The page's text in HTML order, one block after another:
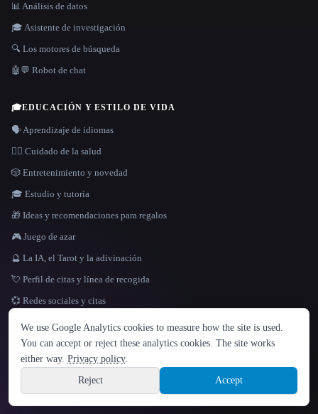
IDIOMA
English español Français Русский 简体中文
Hindi
Sign up
📊 Análisis de datos
🎓 Asistente de investigación
🔍 Los motores de búsqueda
🤖💬 Robot de chat
🎓EDUCACIÓN Y ESTILO DE VIDA
🗣️ Aprendizaje de idiomas
👩‍⚕️ Cuidado de la salud
🎲 Entretenimiento y novedad
🎓 Estudio y tutoría
🎁 Ideas y recomendaciones para regalos
🎮 Juego de azar
🔮 La IA, el Tarot y la adivinación
💘 Perfil de citas y línea de recogida
💞 Redes sociales y citas
Site information
© 2026 That AI Collection. Todos los derechos reservados.
política de privacidad·
build de3d624c
We use Google Analytics cookies to measure how the site is used.
You can accept or reject these analytics cookies. The site works
either way. Privacy policy.
Reject
Accept